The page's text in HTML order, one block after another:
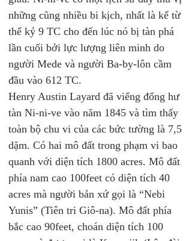
những cũng nhiều bi kịch, nhất là kể từ
thế kỷ 9 TC cho đến lúc nó bị tàn phá
lần cuối bởi lực lượng liên minh do
người Mede và người Ba-by-lôn cầm
đầu vào 612 TC.
Henry Austin Layard đã viếng đống hư
tàn Ni-ni-ve vào năm 1845 và tìm thấy
toàn bộ chu vi của các bức tường là 7,5
dặm. Có hai mô đất trong phạm vi bao
quanh với diện tích 1800 acres. Mô đất
phía nam cao 100feet có diện tích 40
acres mà người bản xứ gọi là “Nebi
Yunis” (Tiên tri Giô-na). Mô đất phía
bắc cao 90feet, choán diện tích 100